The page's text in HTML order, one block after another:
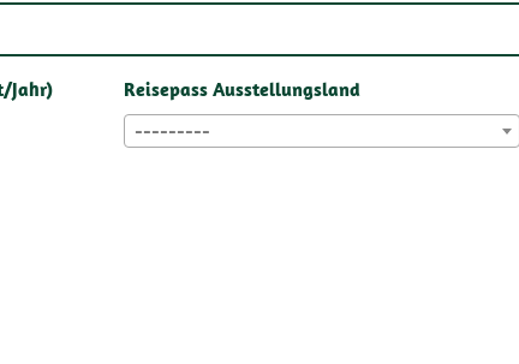
Jahr) Reisepass Ausstellungsland
---------